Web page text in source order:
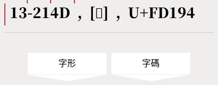
CNS查詢 Unicode查詢
13-214D , [󽆔] , U+FD194
字形 字碼